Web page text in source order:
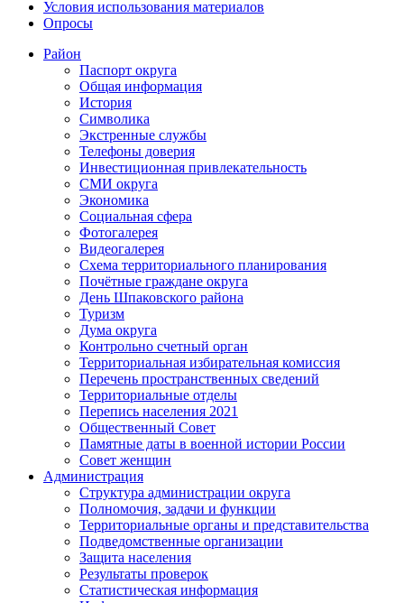
Условия использования материалов
Опросы
Район
Паспорт округа
Общая информация
История
Символика
Экстренные службы
Телефоны доверия
Инвестиционная привлекательность
СМИ округа
Экономика
Социальная сфера
Фотогалерея
Видеогалерея
Схема территориального планирования
Почётные граждане округа
День Шпаковского района
Туризм
Дума округа
Контрольно счетный орган
Территориальная избирательная комиссия
Перечень пространственных сведений
Территориальные отделы
Перепись населения 2021
Общественный Совет
Памятные даты в военной истории России
Совет женщин
Администрация
Структура администрации округа
Полномочия, задачи и функции
Территориальные органы и представительства
Подведомственные организации
Защита населения
Результаты проверок
Статистическая информация